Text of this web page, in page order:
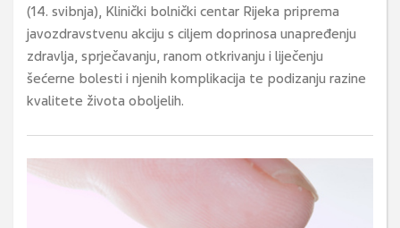
(14. svibnja), Klinički bolnički centar Rijeka priprema
javozdravstvenu akciju s ciljem doprinosa unapređenju
zdravlja, sprječavanju, ranom otkrivanju i liječenju
šećerne bolesti i njenih komplikacija te podizanju razine
kvalitete života oboljelih.